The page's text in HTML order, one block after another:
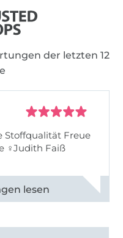
der letzten 12
Freue
♀Judith Faiß
ansehen